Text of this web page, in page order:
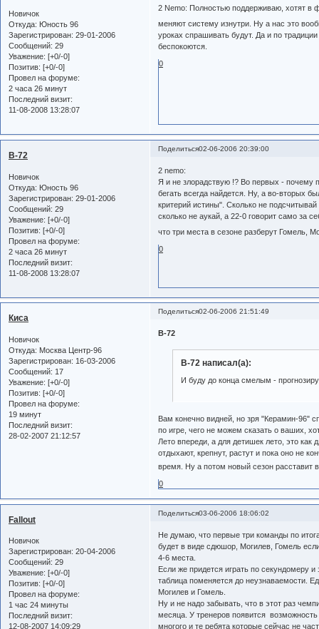
Новичок
Откуда: Юность 96
Зарегистрирован: 29-01-2006
Сообщений: 29
Уважение: [+0/-0]
Позитив: [+0/-0]
Провел на форуме:
2 часа 26 минут
Последний визит:
11-08-2008 13:28:07
2 Nemo: Полностью поддерживаю, хотят в
меняют систему изнутри. Ну а нас это
уроках спрашивать будут. Да и по
беспокоются.
0
Поделиться02-06-2006 20:39:00
B-72
Новичок
Откуда: Юность 96
Зарегистрирован: 29-01-2006
Сообщений: 29
Уважение: [+0/-0]
Позитив: [+0/-0]
Провел на форуме:
2 часа 26 минут
Последний визит:
11-08-2008 13:28:07
2 nemo:
Я и не злорадствую !? Во первых - почему
бегать всегда найдется. Ну, а во-вторых
критерий истины". Сколько не
сколько не аукай, а 22-0 говорит само за
что три места в сезоне разберут Гомель,
0
Поделиться02-06-2006 21:51:49
Киса
Новичок
Откуда: Москва Центр-96
Зарегистрирован: 16-03-2006
Сообщений: 17
Уважение: [+0/-0]
Позитив: [+0/-0]
Провел на форуме:
19 минут
Последний визит:
28-02-2007 21:12:57
B-72
B-72 написал(а):
И буду до конца смелым -
Вам конечно видней, но зря "Керамин-96"
по игре, чего не можем сказать о ваших,
Лето впереди, а для детишек лето, это как
отдыхают, крепнут, растут и пока оно не
время. Ну а потом новый сезон расставит
0
Поделиться03-06-2006 18:06:02
Fallout
Новичок
Зарегистрирован: 20-04-2006
Сообщений: 29
Уважение: [+0/-0]
Позитив: [+0/-0]
Провел на форуме:
1 час 24 минуты
Последний визит:
12-08-2007 14:09:29
Не думаю, что первые три команды по
будет в виде сдюшор, Могилев, Гомель
4-6 места.
Если же придется играть по секундомеру
таблица поменяется до неузнаваемости.
Могилев и Гомель.
Ну и не надо забывать, что в этот раз
месяца. У тренеров появится
многого и те ребята которые сейчас не